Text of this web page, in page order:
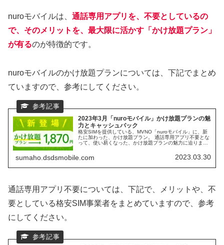
nuroモバイルは、 通話専用アプリを、不要としているの
で、そのメリットを、最大限に活かす「かけ放題プラン」
が有るのが特徴的です。
nuroモバイルのかけ放題プランについては、下記でまとめ
ていますので、参考にしてください。
2023年3月「nuroモバイル」かけ放題プランの魅
力とキャッシュバック
格安SIMを提供している、MVNO「nuroモバイル」に、新
たに加わった、かけ放題プラン。 通話専用アプリ不要とな
って、使い易くなった、かけ放題プランの魅力に迫りま
sumaho.dsdsmobile.com 2023.03.30
通話専用アプリ不要については、下記で、メリットや、不
要としている格安SIM事業者をまとめていますので、参考
にしてください。